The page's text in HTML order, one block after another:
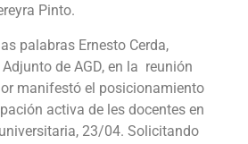
Pinto.
palabras Ernesto Cerda,
de AGD, en la reunión
manifestó el posicionamiento
activa de les docentes en
23/04. Solicitando